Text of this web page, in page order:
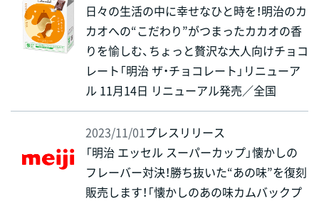
日々の生活の中に幸せなひと時を！明治のカ
カオへの“こだわり”がつまったカカオの香
りを愉しむ、ちょっと贅沢な大人向けチョコ
レート「明治 ザ・チョコレート」リニューア
ル 11月14日 リニューアル発売／全国
2023/11/01 プレスリリース
「明治 エッセル スーパーカップ」懐かしの
フレーバー対決！勝ち抜いた“あの味”を復刻
販売します！「懐かしのあの味カムバックプ